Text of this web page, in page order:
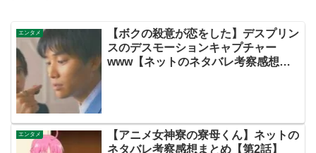
エンタメ
【ボクの殺意が恋をした】デスプリン
スのデスモーションキャプチャー
www【ネットのネタバレ考察感想ま
エンタメ
【アニメ女神寮の寮母くん】ネットの
ネタバレ考察感想まとめ【第2話】